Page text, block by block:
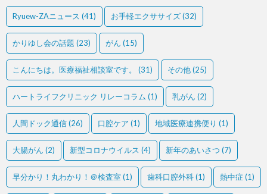
Ryuew-ZAニュース (41) お手軽エクササイズ(32)
かりゆし会の話題 (23) がん (15)
こんにちは。医療福祉相談室です。 (31) その他(25)
ハートライフクリニック リレーコラム (1) 乳がん (2)
人間ドック通信(26) 口腔ケア (1) 地域医療連携便り (1)
大腸がん (2) 新型コロナウイルス (4) 新年のあいさつ (7)
早分かり！丸わかり！＠検査室 (1) 歯科口腔外科(1) 熱中症 (1)